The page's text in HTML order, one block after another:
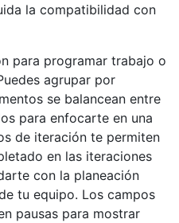
la compatibilidad con
para programar trabajo o
agrupar por
se balancean entre
para enfocarte en una
de iteración te permiten
en las iteraciones
con la planeación
tu equipo. Los campos
pausas para mostrar